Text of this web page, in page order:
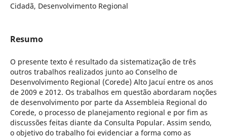
Cidadã, Desenvolvimento Regional
Resumo
O presente texto é resultado da sistematização de três
outros trabalhos realizados junto ao Conselho de
Desenvolvimento Regional (Corede) Alto Jacuí entre os anos
de 2009 e 2012. Os trabalhos em questão abordaram noções
de desenvolvimento por parte da Assembleia Regional do
Corede, o processo de planejamento regional e por fim as
discussões feitas diante da Consulta Popular. Assim sendo,
o objetivo do trabalho foi evidenciar a forma como as